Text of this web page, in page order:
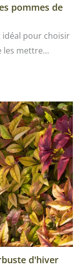
pommes de
pour choisir
les mettre…
d'hiver